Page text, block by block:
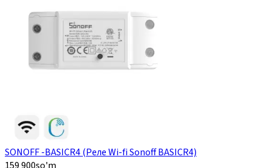
SONOFF -BASICR4 (Реле Wi-fi Sonoff BASICR4)